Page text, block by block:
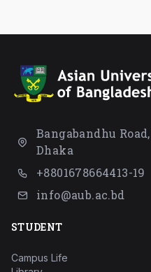
Bangabandhu
Dhaka
+8801678664413-19
info@aub.ac.bd
STUDENT
Campus Life